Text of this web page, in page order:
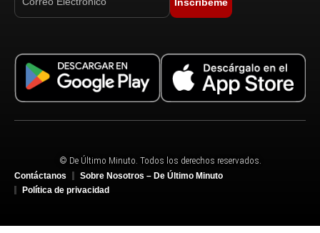
© De Último Minuto. Todos los derechos reservados.
Contáctanos
Sobre Nosotros – De Último Minuto
Política de privacidad